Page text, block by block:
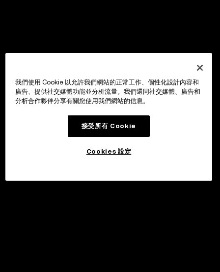
我們使用 Cookie 以允許我們網站的正常工作、個性化設計內容和
廣告、提供社交媒體功能並分析流量。我們還同社交媒體、廣告和
分析合作夥伴分享有關您使用我們網站的信息。
接受所有 Cookie
Cookies 設定